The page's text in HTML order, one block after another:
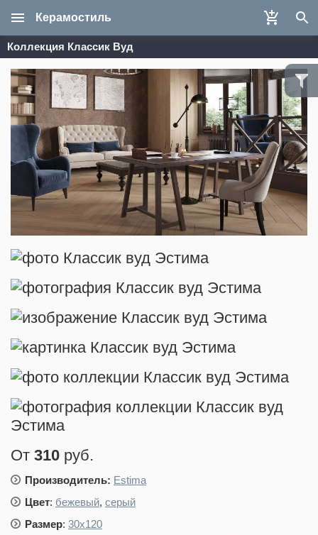
Керамостиль
Коллекция Классик Вуд
От 310 руб.
Производитель: Estima
Цвет: бежевый, серый
Размер: 30x120